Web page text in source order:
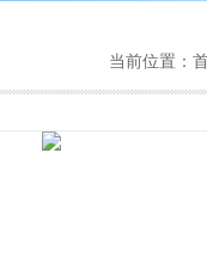
当前位置：